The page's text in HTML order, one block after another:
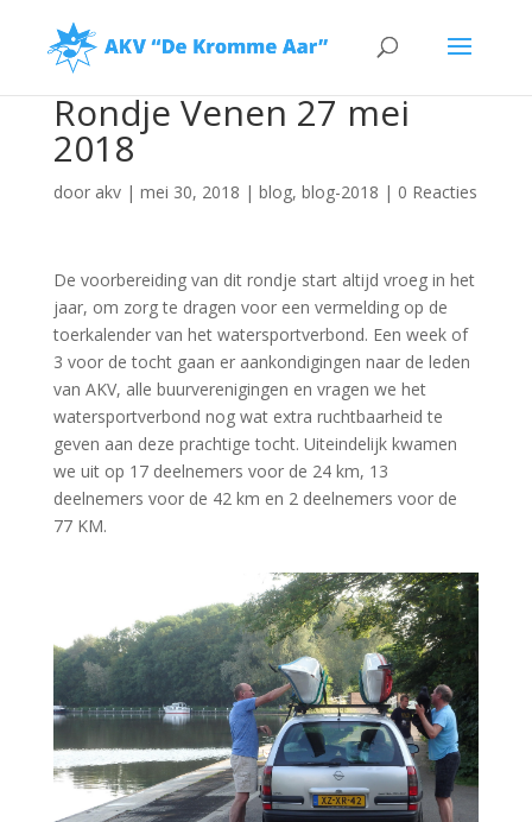
Rondje Venen 27 mei
2018
door akv| mei 30, 2018 | blog, blog-2018 | 0 Reacties
De voorbereiding van dit rondje start altijd vroeg in het
jaar, om zorg te dragen voor een vermelding op de
toerkalender van het watersportverbond. Een week of
3 voor de tocht gaan er aankondigingen naar de leden
van AKV, alle buurverenigingen en vragen we het
watersportverbond nog wat extra ruchtbaarheid te
geven aan deze prachtige tocht. Uiteindelijk kwamen
we uit op 17 deelnemers voor de 24 km, 13
deelnemers voor de 42 km en 2 deelnemers voor de
77 KM.